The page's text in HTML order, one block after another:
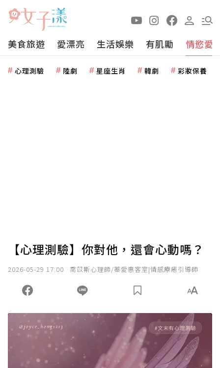
美食旅遊 愛漂亮 生活娛樂 有肌勵 情慾愛
心理測驗 陸劇 星座生肖 韓劇 彩妝保養
【心理測驗】你對他，還會心動嗎？
2026-05-29 17:00 喬苡斯心理師/蓁愛惠客室|情感療癒引導師